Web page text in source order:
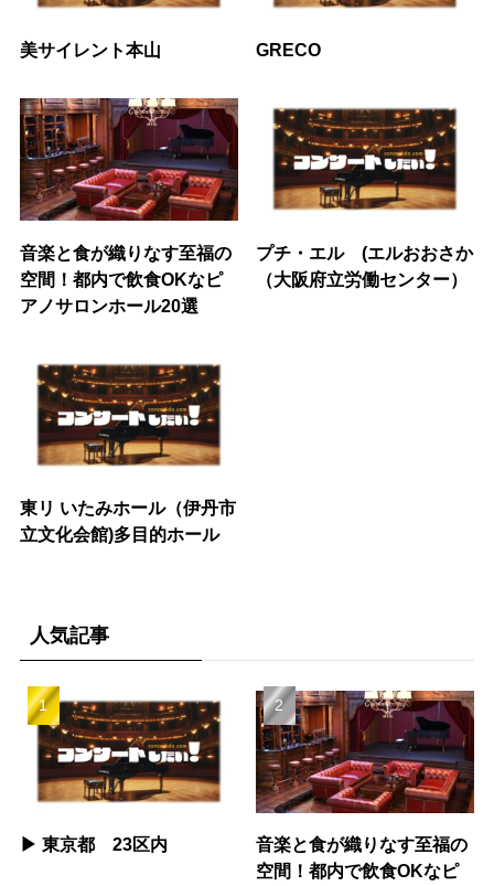
美サイレント本山 GRECO
音楽と食が織りなす至福の
空間！都内で飲食OKなピ
アノサロンホール20選
プチ・エル (エルおおさか
（大阪府立労働センター）
東リ いたみホール（伊丹市
立文化会館)多目的ホール
人気記事
▶︎ 東京都 23区内
音楽と食が織りなす至福の
空間！都内で飲食OKなピ